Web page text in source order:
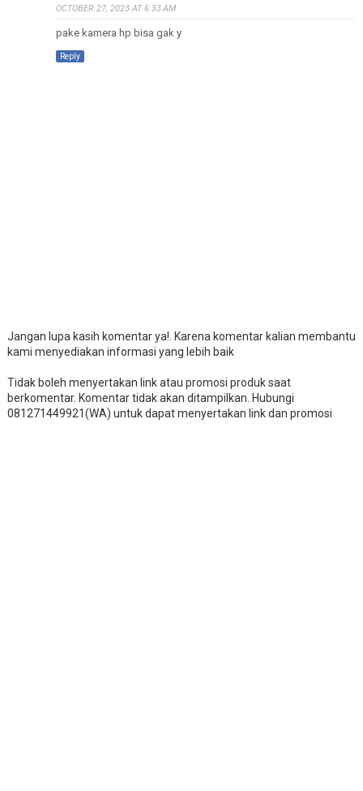
OCTOBER 27, 2023 AT 6:33 AM
pake kamera hp bisa gak y
Reply
Jangan lupa kasih komentar ya!. Karena komentar kalian membantu
kami menyediakan informasi yang lebih baik
Tidak boleh menyertakan link atau promosi produk saat
berkomentar. Komentar tidak akan ditampilkan. Hubungi
081271449921(WA) untuk dapat menyertakan link dan promosi